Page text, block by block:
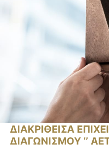
ΔΙΑΚΡΙΘΕΙΣΑ
ΔΙΑΓΩΝΙΣΜΟΥ ‘’